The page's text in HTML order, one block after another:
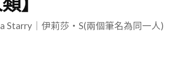
Starry｜伊莉莎・S(兩個筆名為同一人)